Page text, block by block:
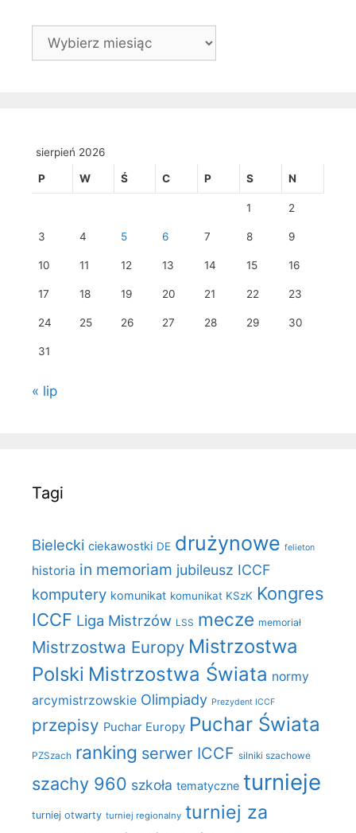
Archiwa
sierpień 2026
P W Ś C P S N
1 2
3 4 5 6 7 8 9
10 11 12 13 14 15 16
17 18 19 20 21 22 23
24 25 26 27 28 29 30
31
« lip
Tagi
Bielecki ciekawostki DE drużynowe felieton
historia in memoriam jubileusz ICCF
komputery komunikat komunikat KSzK Kongres
ICCF Liga Mistrzów LSS mecze memoriał
Mistrzostwa Europy Mistrzostwa
Polski Mistrzostwa Świata normy
arcymistrzowskie Olimpiady Prezydent ICCF
przepisy Puchar Europy Puchar Świata
PZSzach ranking serwer ICCF silniki szachowe
szachy 960 szkoła tematyczne turnieje
turniej otwarty turniej regionalny turniej za